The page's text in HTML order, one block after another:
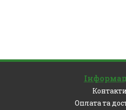
Контакти
Оплата та